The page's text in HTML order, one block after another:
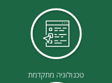
טכנולוגיה מתקדמת